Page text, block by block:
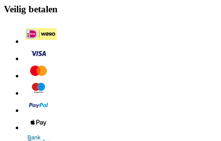
Veilig betalen